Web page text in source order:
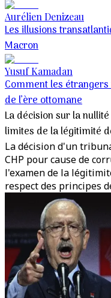
Aurélien Denizeau
Les illusions
Macron
Yusuf Kamadan
Comment les étrangers
de l’ère ottomane
La décision sur la
limites de la légitimité
La décision d'un
CHP pour cause de
l'examen de la
respect des principes